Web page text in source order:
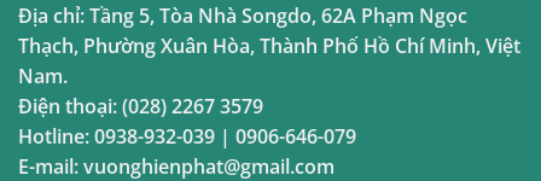
Địa chỉ:Tầng 5, Tòa Nhà Songdo, 62A Phạm Ngọc
Thạch, Phường Xuân Hòa, Thành Phố Hồ Chí Minh, Việt
Nam.
Điện thoại:(028) 2267 3579
Hotline:0938-932-039 | 0906-646-079
E-mail:vuonghienphat@gmail.com